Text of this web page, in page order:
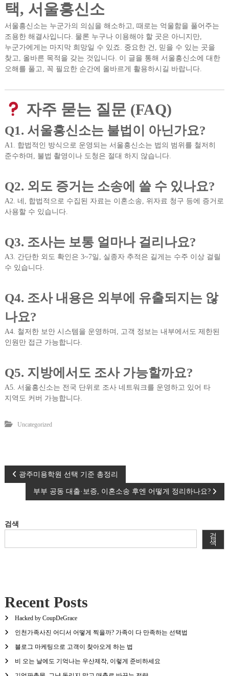
택, 서울흥신소
서울흥신소는 누군가의 의심을 해소하고, 때로는 억울함을 풀어주는
조용한 해결사입니다. 물론 누구나 이용해야 할 곳은 아니지만,
누군가에게는 마지막 희망일 수 있죠. 중요한 건, 믿을 수 있는 곳을
찾고, 올바른 목적을 갖는 것입니다. 이 글을 통해 서울흥신소에 대한
오해를 풀고, 꼭 필요한 순간에 올바르게 활용하시길 바랍니다.
자주 묻는 질문 (FAQ)
Q1. 서울흥신소는 불법이 아닌가요?
A1. 합법적인 방식으로 운영되는 서울흥신소는 법의 범위를 철저히
준수하며, 불법 촬영이나 도청은 절대 하지 않습니다.
Q2. 외도 증거는 소송에 쓸 수 있나요?
A2. 네, 합법적으로 수집된 자료는 이혼소송, 위자료 청구 등에 증거로
사용할 수 있습니다.
Q3. 조사는 보통 얼마나 걸리나요?
A3. 간단한 외도 확인은 3~7일, 실종자 추적은 길게는 수주 이상 걸릴
수 있습니다.
Q4. 조사 내용은 외부에 유출되지는 않
나요?
A4. 철저한 보안 시스템을 운영하며, 고객 정보는 내부에서도 제한된
인원만 접근 가능합니다.
Q5. 지방에서도 조사 가능할까요?
A5. 서울흥신소는 전국 단위로 조사 네트워크를 운영하고 있어 타
지역도 커버 가능합니다.
Uncategorized
글
탐색
광주미용학원 선택 기준 총정리
부부 공동 대출·보증, 이혼소송 후엔 어떻게 정리하나요?
검색
검
색
Recent Posts
Hacked by CoupDeGrace
인천가족사진 어디서 어떻게 찍을까? 가족이 다 만족하는 선택법
블로그 마케팅으로 고객이 찾아오게 하는 법
비 오는 날에도 기억나는 우산제작, 이렇게 준비하세요